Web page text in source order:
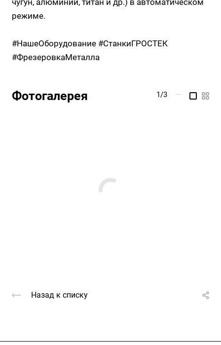
режиме.
#НашеОборудование #СтанкиГРОСТЕК
#ФрезеровкаМеталла
Фотогалерея 1/3 —
Назад к списку